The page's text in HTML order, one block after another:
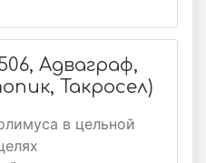
Адваграф,
Такросел)
в цельной